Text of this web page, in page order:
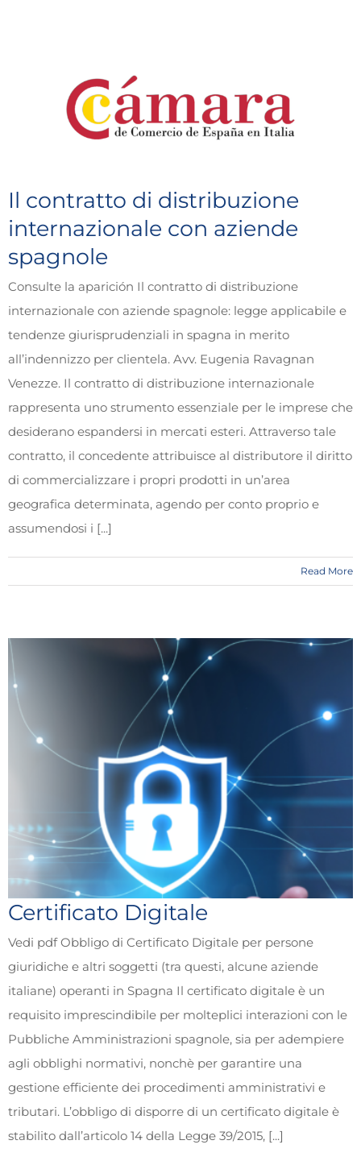
Il contratto di distribuzione
internazionale con aziende
spagnole
Consulte la aparición Il contratto di distribuzione
internazionale con aziende spagnole: legge applicabile e
tendenze giurisprudenziali in spagna in merito
all’indennizzo per clientela. Avv. Eugenia Ravagnan
Venezze. Il contratto di distribuzione internazionale
rappresenta uno strumento essenziale per le imprese che
desiderano espandersi in mercati esteri. Attraverso tale
contratto, il concedente attribuisce al distributore il diritto
di commercializzare i propri prodotti in un’area
geografica determinata, agendo per conto proprio e
assumendosi i [...]
Read More
Certificato Digitale
Vedi pdf Obbligo di Certificato Digitale per persone
giuridiche e altri soggetti (tra questi, alcune aziende
italiane) operanti in Spagna Il certificato digitale è un
requisito imprescindibile per molteplici interazioni con le
Pubbliche Amministrazioni spagnole, sia per adempiere
agli obblighi normativi, nonchè per garantire una
gestione efficiente dei procedimenti amministrativi e
tributari. L’obbligo di disporre di un certificato digitale è
stabilito dall’articolo 14 della Legge 39/2015, [...]